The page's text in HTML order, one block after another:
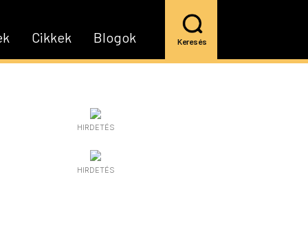
Blogok
Cikkek Keresés
HIRDETÉS
HIRDETÉS